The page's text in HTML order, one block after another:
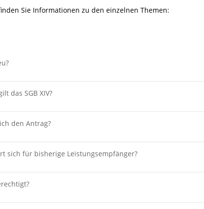
Sie Informationen zu den einzelnen Themen:
das SGB XIV?
den Antrag?
sich für bisherige Leistungsempfänger?